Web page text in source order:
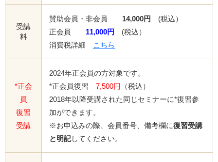
受講
料
賛助会員・非会員 14,000円 (税込）
正会員
11,000円
(税込）
消費税詳細
こちら
*正会
員
復習
受講
2024年正会員の方対象です。
*正会員復習 7,500円 （税込）
2018年以降受講された同じセミナーに*復習参
加ができます。
※お申込みの際、会員番号、備考欄に復習受講
と明記してください。